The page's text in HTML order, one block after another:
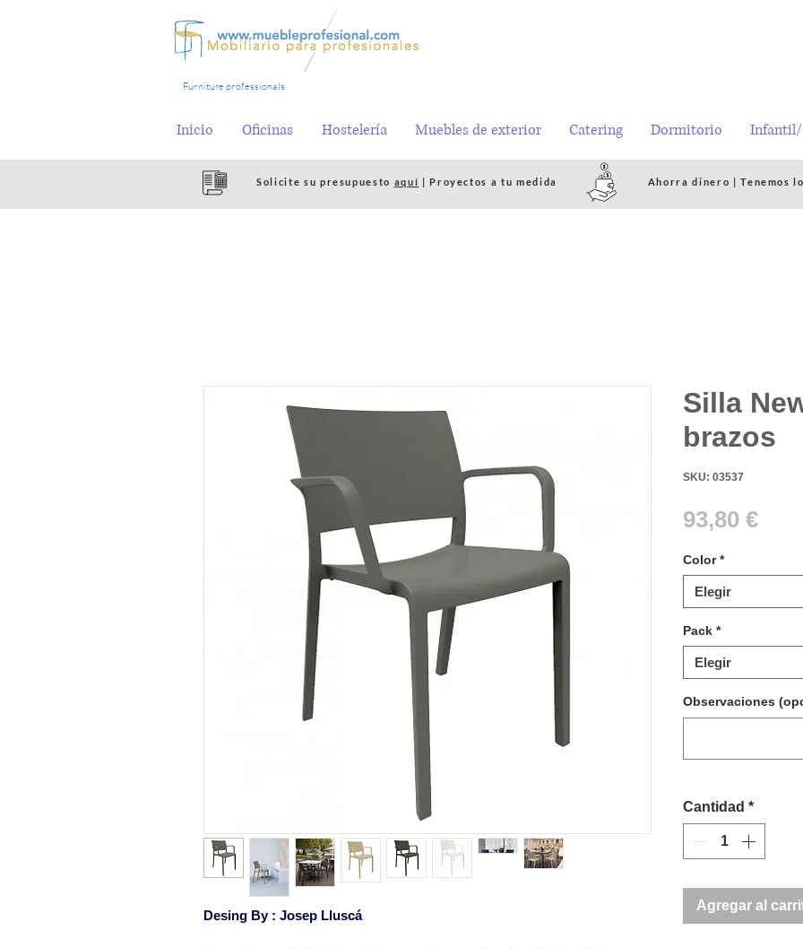
Furniture professionals
Inicio Oficinas Hostelería Muebles de exterior Catering Dormitorio Infantil/
Solicite su presupuesto aquí | Proyectos a tu medida Ahorra dinero | Tenemos
Desing By : Josep Lluscá
Silla
brazos
SKU: 03537
93,80 €
Color *
Elegir
Pack *
Elegir
Observaciones
Cantidad *
Agregar al